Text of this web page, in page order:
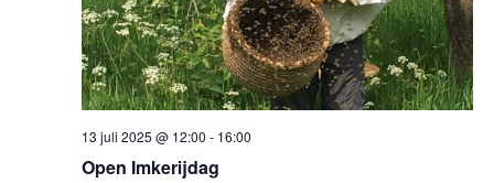
Open Imkerijdag
13 juli 2025 @ 12:00 - 16:00